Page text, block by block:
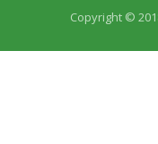
Copyright ©